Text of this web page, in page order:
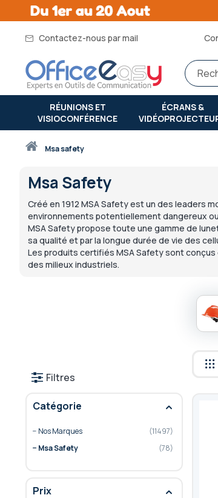
Contactez-nous par mail
RÉUNIONS ET
VISIOCONFÉRENCE
ÉCRANS &
Accueilmsa safety
Msa Safety
Créé en 1912 MSA Safety est un des leaders
environnements potentiellement dangereux
MSA Safety propose toute une gamme de
sa qualité et par la longue durée de vie des
Les produits certifiés MSA Safety sont conçus
des milieux industriels.
Filtres
Catégorie
Nos Marques
11497
Msa Safety
78
Prix